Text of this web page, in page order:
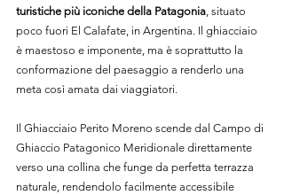
turistiche più iconiche della Patagonia, situato
poco fuori El Calafate, in Argentina. Il ghiacciaio
è maestoso e imponente, ma è soprattutto la
conformazione del paesaggio a renderlo una
meta così amata dai viaggiatori.
Il Ghiacciaio Perito Moreno scende dal Campo di
Ghiaccio Patagonico Meridionale direttamente
verso una collina che funge da perfetta terrazza
naturale, rendendolo facilmente accessibile